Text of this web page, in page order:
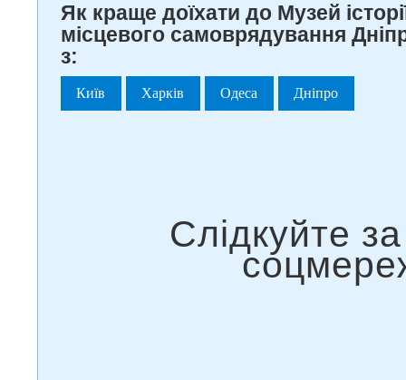
Як краще доїхати до Музей
місцевого самоврядування
з:
Київ Харків Одеса Дніпро